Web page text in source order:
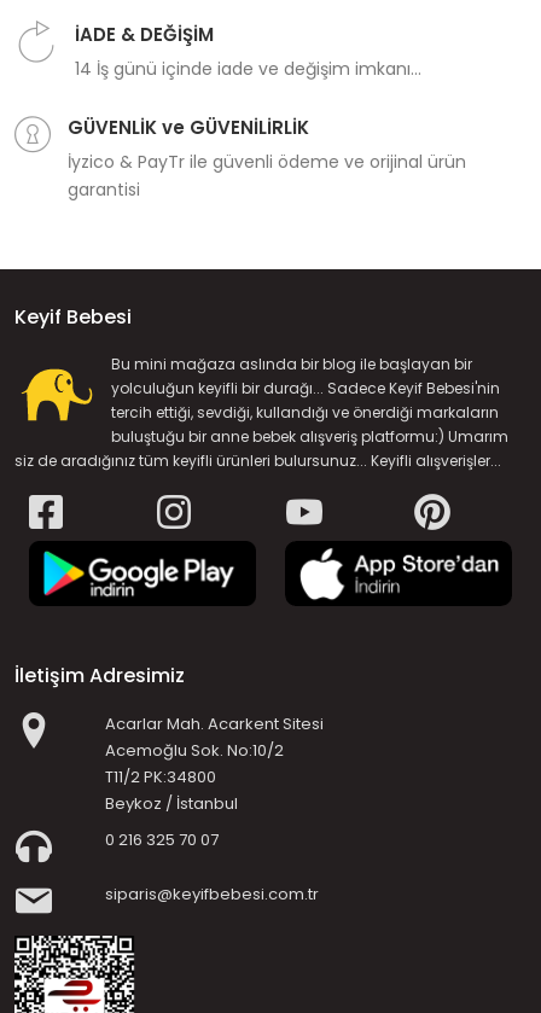
İADE & DEĞİŞİM
14 İş günü içinde iade ve değişim imkanı...
GÜVENLİK ve GÜVENİLİRLİK
İyzico & PayTr ile güvenli ödeme ve orijinal ürün
garantisi
Keyif Bebesi
Bu mini mağaza aslında bir blog ile başlayan bir
yolculuğun keyifli bir durağı... Sadece Keyif Bebesi'nin
tercih ettiği, sevdiği, kullandığı ve önerdiği markaların
buluştuğu bir anne bebek alışveriş platformu:) Umarım
siz de aradığınız tüm keyifli ürünleri bulursunuz... Keyifli alışverişler...
İletişim Adresimiz
Acarlar Mah. Acarkent Sitesi
Acemoğlu Sok. No:10/2
T11/2 PK:34800
Beykoz / İstanbul
0 216 325 70 07
siparis@keyifbebesi.com.tr